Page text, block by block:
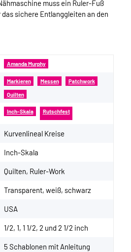
muss ein Ruler-Fuß
sichere Entlanggleiten an den
Amanda Murphy
Markieren Messen Patchwork
Quilten
Inch-Skala Rutschfest
Kurvenlineal Kreise
Inch-Skala
Quilten, Ruler-Work
Transparent, weiß, schwarz
USA
1/2, 1, 1 1/2, 2 und 2 1/2 inch
5 Schablonen mit Anleitung